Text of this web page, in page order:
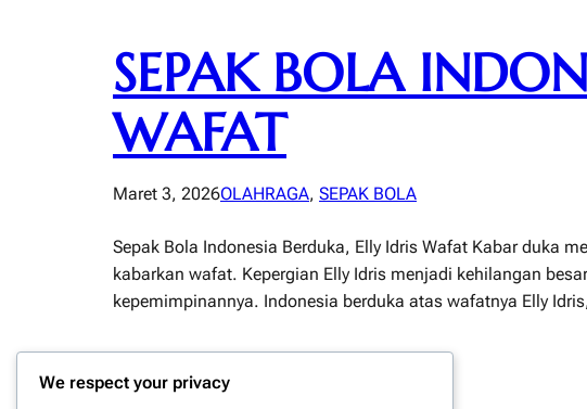
SEPAK BOLA
WAFAT
Maret 3, 2026OLAHRAGA, SEPAK BOLA
Sepak Bola Indonesia Berduka, Elly Idris Wafat Kabar duka
kabarkan wafat. Kepergian Elly Idris menjadi kehilangan
kepemimpinannya. Indonesia berduka atas wafatnya Elly
We respect your privacy